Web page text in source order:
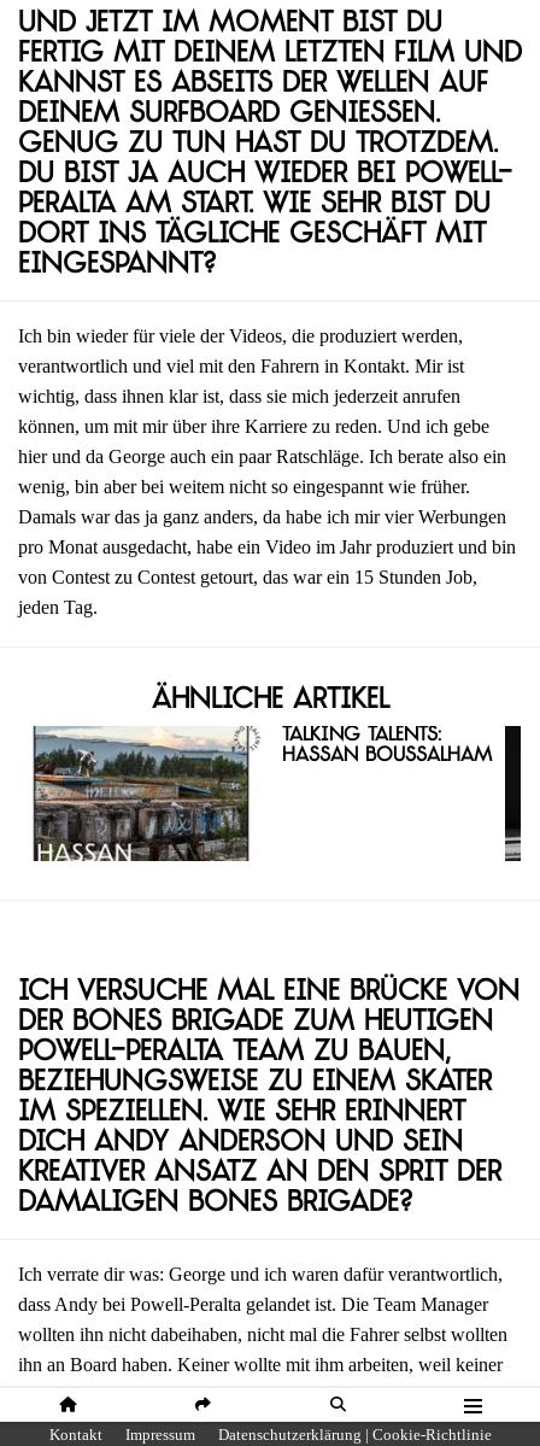
HOME SHARE SUCHE MENÜ
Und jetzt im Moment bist du
fertig mit deinem letzten Film und
kannst es abseits der Wellen auf
deinem Surfboard genießen.
Genug zu tun hast du trotzdem.
Du bist ja auch wieder bei Powell-
Peralta am Start. Wie sehr bist du
dort ins tägliche Geschäft mit
eingespannt?
Ich bin wieder für viele der Videos, die produziert werden,
verantwortlich und viel mit den Fahrern in Kontakt. Mir ist
wichtig, dass ihnen klar ist, dass sie mich jederzeit anrufen
können, um mit mir über ihre Karriere zu reden. Und ich gebe
hier und da George auch ein paar Ratschläge. Ich berate also ein
wenig, bin aber bei weitem nicht so eingespannt wie früher.
Damals war das ja ganz anders, da habe ich mir vier Werbungen
pro Monat ausgedacht, habe ein Video im Jahr produziert und bin
von Contest zu Contest getourt, das war ein 15 Stunden Job,
jeden Tag.
Ähnliche Artikel
Talking Talents:
Hassan Boussalham
Ich versuche mal eine Brücke von
der Bones Brigade zum heutigen
Powell-Peralta Team zu bauen,
beziehungsweise zu einem Skater
im Speziellen. Wie sehr erinnert
dich Andy Anderson und sein
kreativer Ansatz an den Sprit der
damaligen Bones Brigade?
Ich verrate dir was: George und ich waren dafür verantwortlich,
dass Andy bei Powell-Peralta gelandet ist. Die Team Manager
wollten ihn nicht dabeihaben, nicht mal die Fahrer selbst wollten
ihn an Board haben. Keiner wollte mit ihm arbeiten, weil keiner
dieses gewisse Etwas in ihm gesehen hat. Aber George und ich
haben das Team um Vertrauen und etwas Geduld gebeten und uns
Kontakt Impressum Datenschutzerklärung | Cookie-Richtlinie